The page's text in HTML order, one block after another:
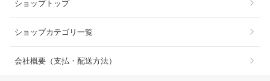
ショップトップ
ショップカテゴリ一覧
会社概要（支払・配送方法）